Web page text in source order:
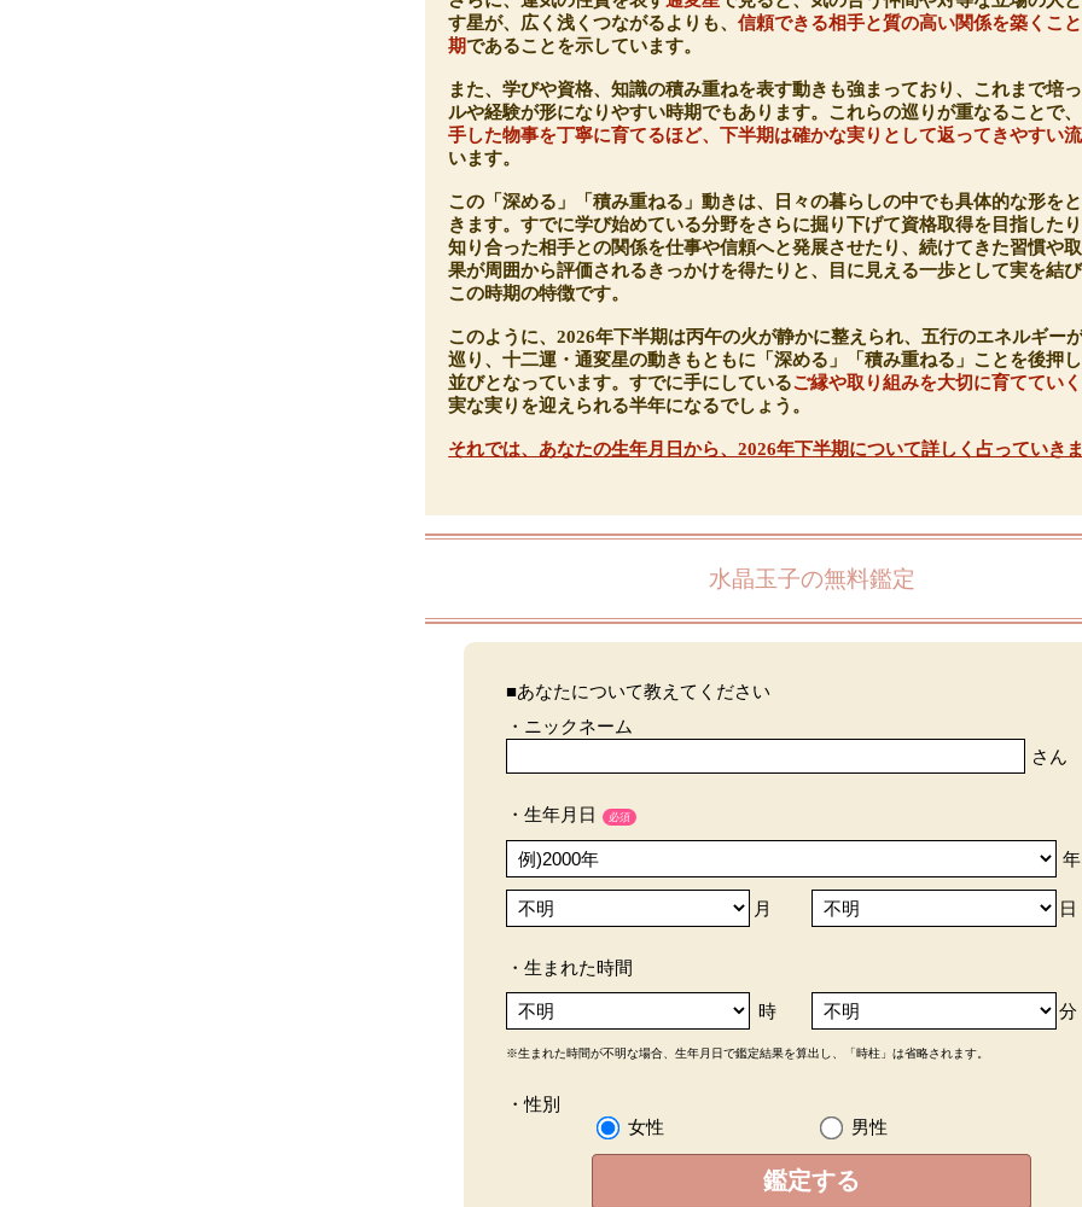
す星が、広く浅くつながるよりも、信頼できる相手と質の高い関係を築くこ
期であることを示しています。
また、学びや資格、知識の積み重ねを表す動きも強まっており、これまで培
ルや経験が形になりやすい時期でもあります。これらの巡りが重なることで、
手した物事を丁寧に育てるほど、下半期は確かな実りとして返ってきやすい
います。
この「深める」「積み重ねる」動きは、日々の暮らしの中でも具体的な形を
きます。すでに学び始めている分野をさらに掘り下げて資格取得を目指した
知り合った相手との関係を仕事や信頼へと発展させたり、続けてきた習慣や
果が周囲から評価されるきっかけを得たりと、目に見える一歩として実を結
この時期の特徴です。
このように、2026年下半期は丙午の火が静かに整えられ、五行のエネルギー
巡り、十二運・通変星の動きもともに「深める」「積み重ねる」ことを後押
並びとなっています。すでに手にしているご縁や取り組みを大切に育ててい
実な実りを迎えられる半年になるでしょう。
それでは、あなたの生年月日から、2026年下半期について詳しく占っていき
水晶玉子の無料鑑定
■あなたについて教えてください
・ニックネーム
さん
・生年月日 必須
年
月 日
・生まれた時間
時 分
※生まれた時間が不明な場合、生年月日で鑑定結果を算出し、「時柱」は省略されます。
・性別
女性
男性
鑑定する